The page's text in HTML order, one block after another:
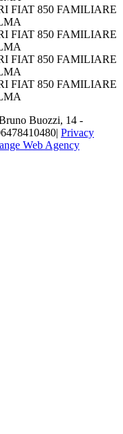
Buozzi, 14 -
Privacy
Web Agency